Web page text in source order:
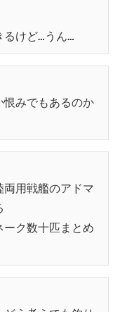
るけど…うん…
恨みでもあるのか
用戦艦のアドマ
ク数十匹まとめ